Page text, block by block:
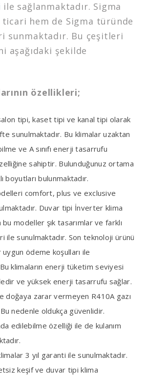
ile sağlanmaktadır. Sigma
ticari hem de Sigma türünde
sunmaktadır. Bu çeşitleri
aşağıdaki şekilde
özellikleri;
tipi, kaset tipi ve kanal tipi olarak
sunulmaktadır. Bu klimalar uzaktan
ve A sınıfı enerji tasarrufu
sahiptir. Bulunduğunuz ortama
boyutları bulunmaktadır.
comfort, plus ve exclusive
Duvar tipi İnverter klima
modeller şık tasarımlar ve farklı
ile sunulmaktadır. Son teknoloji ürünü
ödeme koşulları ile
klimaların enerji tüketim seviyesi
ve yüksek enerji tasarrufu sağlar.
doğaya zarar vermeyen R410A gazı
nedenle oldukça güvenlidir.
edilebilme özelliği ile de kulanım
3 yıl garanti ile sunulmaktadır.
keşif ve duvar tipi klima